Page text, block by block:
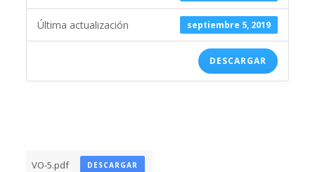
septiembre 5, 2019
Última actualización
DESCARGAR
VO-5.pdf DESCARGAR